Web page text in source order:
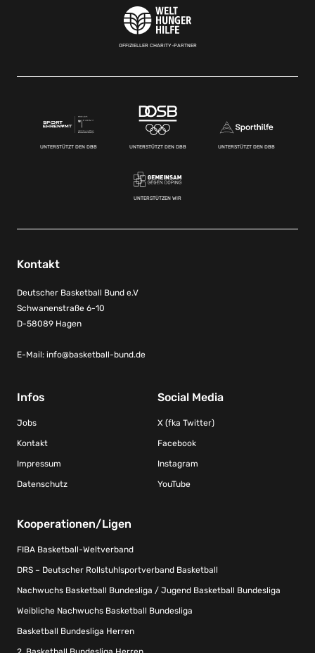
OFFIZIELLER CHARITY-PARTNER
UNTERSTÜTZT DEN DBB UNTERSTÜTZT DEN DBB UNTERSTÜTZT DEN DBB
UNTERSTÜTZEN WIR
Kontakt
Deutscher Basketball Bund e.V
Schwanenstraße 6-10
D-58089 Hagen
E-Mail: info@basketball-bund.de
Infos
Jobs
Kontakt
Impressum
Datenschutz
Social Media
X (fka Twitter)
Facebook
Instagram
YouTube
Kooperationen/Ligen
FIBA Basketball-Weltverband
DRS – Deutscher Rollstuhlsportverband Basketball
Nachwuchs Basketball Bundesliga / Jugend Basketball Bundesliga
Weibliche Nachwuchs Basketball Bundesliga
Basketball Bundesliga Herren